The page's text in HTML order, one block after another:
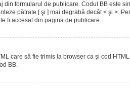
din formularul de publicare. Codul BB este
pătrate [ şi ] mai degrabă decât < şi >.
fi accesat din pagina de publicare.
care să fie trimis la browser ca şi cod
BB.